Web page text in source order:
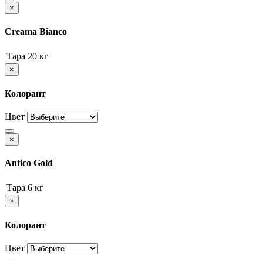
×
Creama Bianco
Тара 20 кг
×
Колорант
Цвет
×
Antico Gold
Тара 6 кг
×
Колорант
Цвет